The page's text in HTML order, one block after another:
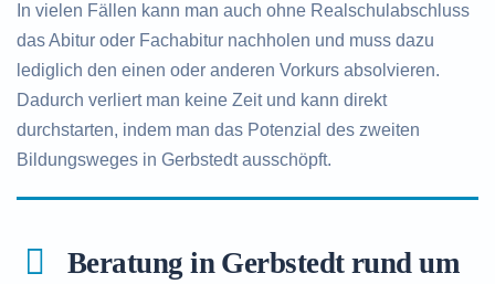
In vielen Fällen kann man auch ohne Realschulabschluss
das Abitur oder Fachabitur nachholen und muss dazu
lediglich den einen oder anderen Vorkurs absolvieren.
Dadurch verliert man keine Zeit und kann direkt
durchstarten, indem man das Potenzial des zweiten
Bildungsweges in Gerbstedt ausschöpft.
Beratung in Gerbstedt rund um